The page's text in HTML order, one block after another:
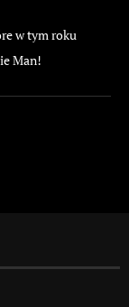
w tym roku
Man!